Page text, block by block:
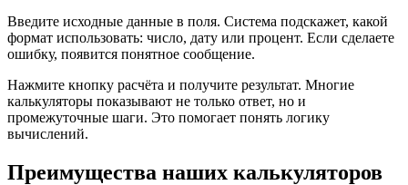
Введите исходные данные в поля. Система подскажет, какой
формат использовать: число, дату или процент. Если сделаете
ошибку, появится понятное сообщение.
Нажмите кнопку расчёта и получите результат. Многие
калькуляторы показывают не только ответ, но и
промежуточные шаги. Это помогает понять логику
вычислений.
Преимущества наших калькуляторов